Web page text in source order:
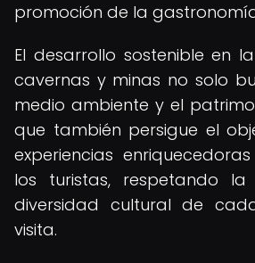
promoción de la
El desarrollo sostenible en
cavernas y minas no solo
medio ambiente y el
que también persigue el
experiencias
los turistas, respetando
diversidad cultural de
visita.